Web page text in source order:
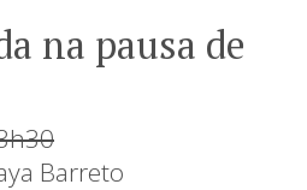
na pausa de
Barreto